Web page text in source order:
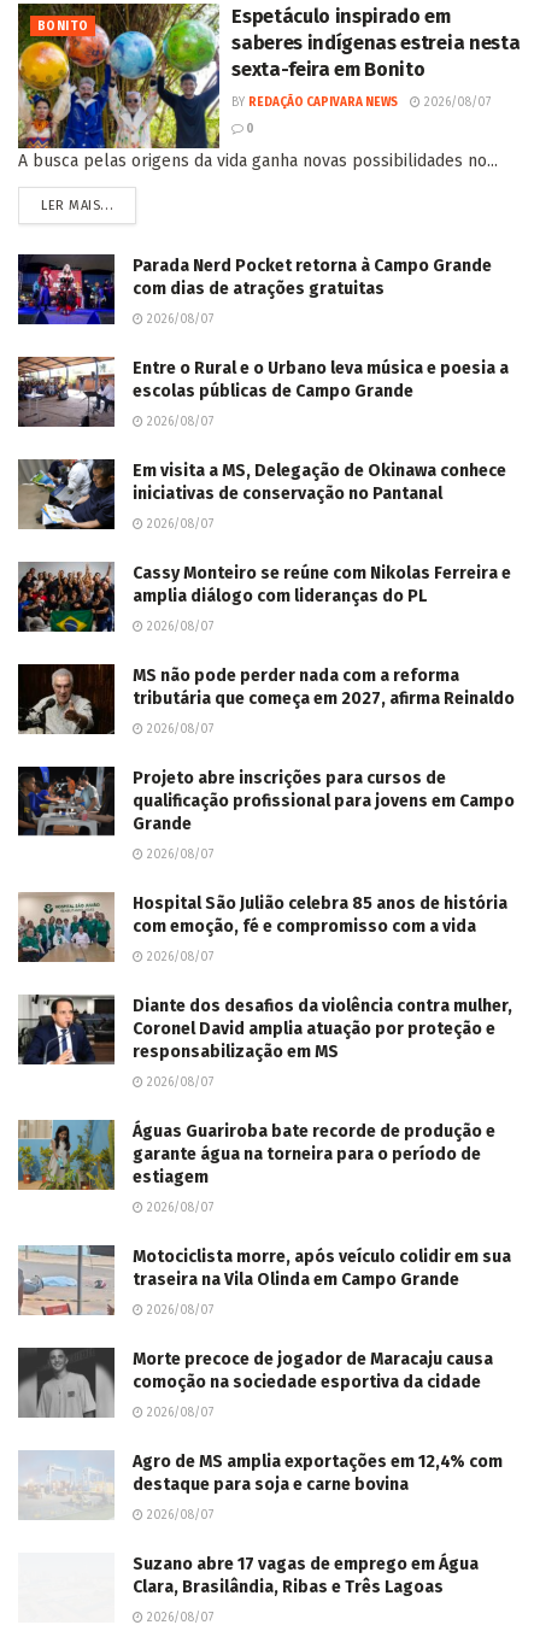
BONITO
Espetáculo inspirado em
saberes indígenas estreia nesta
sexta-feira em Bonito
BY REDAÇÃO CAPIVARA NEWS
2026/08/07
0
A busca pelas origens da vida ganha novas possibilidades no...
LER MAIS...
Parada Nerd Pocket retorna à Campo Grande
com dias de atrações gratuitas
2026/08/07
Entre o Rural e o Urbano leva música e poesia a
escolas públicas de Campo Grande
2026/08/07
Em visita a MS, Delegação de Okinawa conhece
iniciativas de conservação no Pantanal
2026/08/07
Cassy Monteiro se reúne com Nikolas Ferreira e
amplia diálogo com lideranças do PL
2026/08/07
MS não pode perder nada com a reforma
tributária que começa em 2027, afirma Reinaldo
2026/08/07
Projeto abre inscrições para cursos de
qualificação profissional para jovens em Campo
Grande
2026/08/07
Hospital São Julião celebra 85 anos de história
com emoção, fé e compromisso com a vida
2026/08/07
Diante dos desafios da violência contra mulher,
Coronel David amplia atuação por proteção e
responsabilização em MS
2026/08/07
Águas Guariroba bate recorde de produção e
garante água na torneira para o período de
estiagem
2026/08/07
Motociclista morre, após veículo colidir em sua
traseira na Vila Olinda em Campo Grande
2026/08/07
Morte precoce de jogador de Maracaju causa
comoção na sociedade esportiva da cidade
2026/08/07
Agro de MS amplia exportações em 12,4% com
destaque para soja e carne bovina
2026/08/07
Suzano abre 17 vagas de emprego em Água
Clara, Brasilândia, Ribas e Três Lagoas
2026/08/07